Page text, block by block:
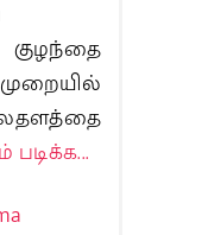
குழந்தை
படிக்க...